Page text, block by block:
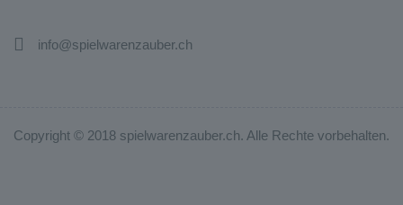
 info@spielwarenzauber.ch
Copyright © 2018 spielwarenzauber.ch. Alle Rechte vorbehalten.